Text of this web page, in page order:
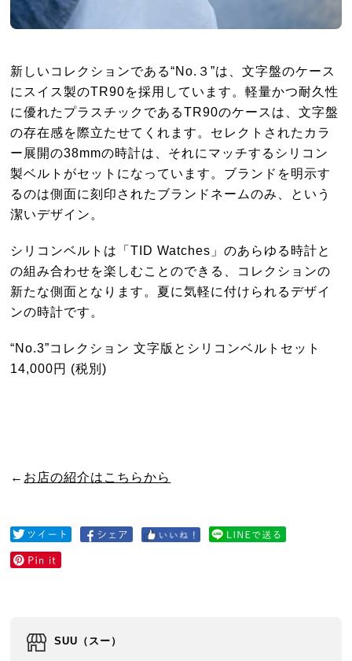
新しいコレクションである“No.３”は、文字盤のケース
にスイス製のTR90を採用しています。軽量かつ耐久性
に優れたプラスチックであるTR90のケースは、文字盤
の存在感を際立たせてくれます。セレクトされたカラ
ー展開の38mmの時計は、それにマッチするシリコン
製ベルトがセットになっています。ブランドを明示す
るのは側面に刻印されたブランドネームのみ、という
潔いデザイン。
シリコンベルトは「TID Watches」のあらゆる時計と
の組み合わせを楽しむことのできる、コレクションの
新たな側面となります。夏に気軽に付けられるデザイ
ンの時計です。
“No.3”コレクション 文字版とシリコンベルトセット
14,000円 (税別)
← お店の紹介はこちらから
SUU（スー）